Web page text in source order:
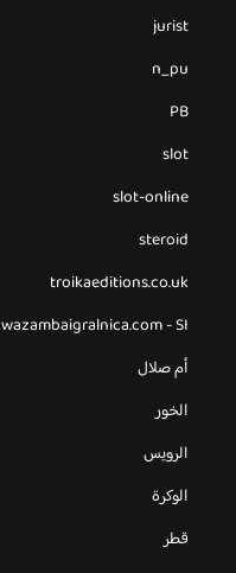
jurist
n_pu
PB
slot
slot-online
steroid
troikaeditions.co.uk
wazambaigralnica.com - SI
أم صلال
الخور
الرويس
الوكرة
قطر